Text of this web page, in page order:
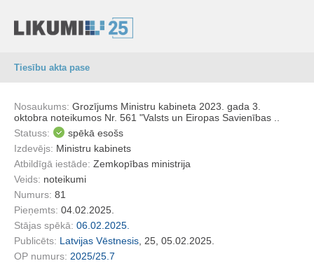
Tiesību akta pase
Nosaukums: Grozījums Ministru kabineta 2023. gada 3.
oktobra noteikumos Nr. 561 "Valsts un Eiropas Savienības ..
Statuss:
spēkā esošs
Izdevējs: Ministru kabinets
Atbildīgā iestāde: Zemkopības ministrija
Veids: noteikumi
Numurs: 81
Pieņemts: 04.02.2025.
Stājas spēkā: 06.02.2025.
Publicēts: Latvijas Vēstnesis , 25, 05.02.2025.
OP numurs: 2025/25.7